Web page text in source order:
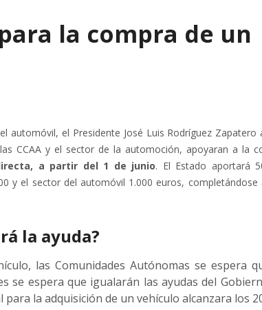
la compra de un
automóvil, el Presidente José Luis Rodríguez Zapatero
CCAA y el sector de la automoción, apoyaran a la
a partir del 1 de junio. El Estado aportará
y el sector del automóvil 1.000 euros, completándose
la ayuda?
las Comunidades Autónomas se espera
se espera que igualarán las ayudas del
la adquisición de un vehículo alcanzara los